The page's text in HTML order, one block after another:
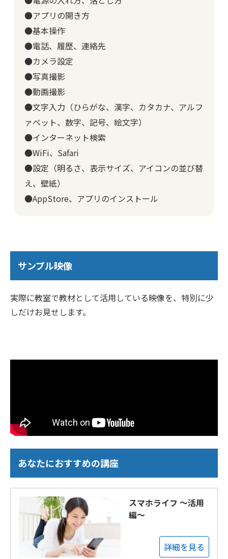
●アプリの開き方
●基本操作
●電話、履歴、連絡先
●カメラ設定
●写真撮影
●動画撮影
●文字入力（ひらがな、漢字、カタカナ、アルフ
ァベット、数字、記号、絵文字）
●インターネット検索
●WiFi、Safari
●設定（明るさ、表示サイズ、アイコンの並び替
え、壁紙）
●AppStore、アプリのインストール
サンプル映像
実際に教室で教材として活用している映像を、特別に少
しだけお見せします。
あなたにおすすめの講座
スマホライフ ～活用
編～
詳細を見る